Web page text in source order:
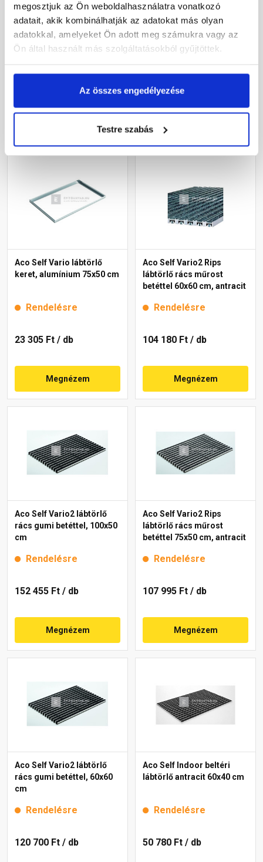
megosztjuk az Ön weboldalhasználatra vonatkozó
adatait, akik kombinálhatják az adatokat más olyan
adatokkal, amelyeket Ön adott meg számukra vagy az
Ön által használt más szolgáltatásokból gyűjtöttek.
Az összes engedélyezése
Testre szabás
Aco Self Vario2 lábtörlő
rács gumi betéttel, 75x50
cm
Aco Self Vario lábtörlő
keret, alumínium 60x40 cm
Rendelésre
21 935 Ft
Aco Self Vario lábtörlő
keret, alumínium 75x50 cm
Rendelésre
23 305 Ft / db
Megnézem
Aco Self Vario2 Rips
lábtörlő rács műrost
betéttel 60x60 cm, antracit
Rendelésre
104 180 Ft / db
Megnézem
Aco Self Vario2 lábtörlő
rács gumi betéttel, 100x50
cm
Rendelésre
152 455 Ft / db
Megnézem
Aco Self Vario2 Rips
lábtörlő rács műrost
betéttel 75x50 cm, antracit
Rendelésre
107 995 Ft / db
Megnézem
Aco Self Vario2 lábtörlő
rács gumi betéttel, 60x60
cm
Rendelésre
120 700 Ft / db
Aco Self Indoor beltéri
lábtörlő antracit 60x40 cm
Rendelésre
50 780 Ft / db